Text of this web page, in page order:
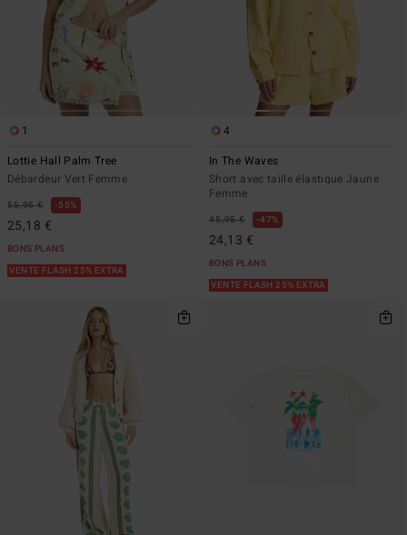
1
Lottie Hall Palm Tree
Débardeur Vert Femme
55,95 € 55%
25,18 €
BONS PLANS
VENTE FLASH 25% EXTRA
4
In The Waves
Short avec taille élastique Jaune
Femme
45,95 € 47%
24,13 €
BONS PLANS
VENTE FLASH 25% EXTRA